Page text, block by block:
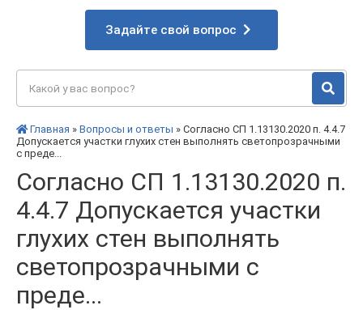
Задайте свой вопрос
Главная » Вопросы и ответы » Согласно СП 1.13130.2020 п. 4.4.7
Допускается участки глухих стен выполнять светопрозрачными
с преде...
Согласно СП 1.13130.2020 п.
4.4.7 Допускается участки
глухих стен выполнять
светопрозрачными с
преде...